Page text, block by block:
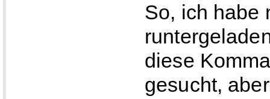
So, ich habe
diese
gesucht,